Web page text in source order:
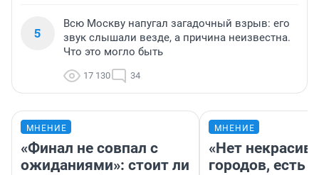
5
Всю Москву напугал загадочный взрыв: его
звук слышали везде, а причина неизвестна.
Что это могло быть
17 130 34
МНЕНИЕ
«Финал не совпал с
ожиданиями»: стоит ли
МНЕНИЕ
«Нет
городов, есть